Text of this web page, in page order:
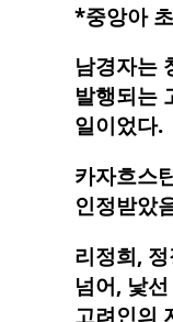
*중앙아
남경자는
발행되는
일이었다.
카자흐스
인정받았
리정희,
넘어, 낯
고려인의